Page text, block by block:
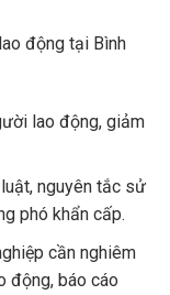
động tại Bình
lao động, giảm
nguyên tắc sử
phó khẩn cấp.
cần nghiêm
động, báo cáo